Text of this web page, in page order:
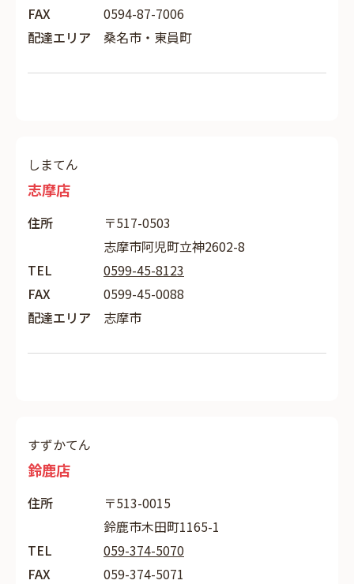
FAX
0594-87-7006
配達エリア
桑名市・東員町
しまてん
志摩店
住所
〒517-0503
志摩市阿児町立神2602-8
TEL
0599-45-8123
FAX
0599-45-0088
配達エリア
志摩市
すずかてん
鈴鹿店
住所
〒513-0015
鈴鹿市木田町1165-1
TEL
059-374-5070
FAX
059-374-5071